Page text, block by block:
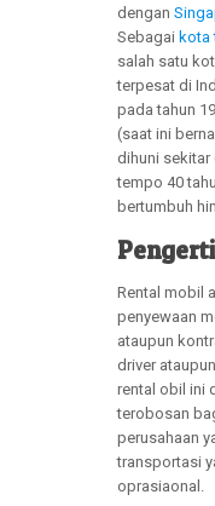
dengan
Sebagai kota
salah satu
terpesat di
pada tahun
(saat ini
dihuni sekitar
tempo 40
bertumbuh
Rental mobil
penyewaan
ataupun
driver
rental obil ini
terobosan
perusahaan
transportasi
oprasiaonal.